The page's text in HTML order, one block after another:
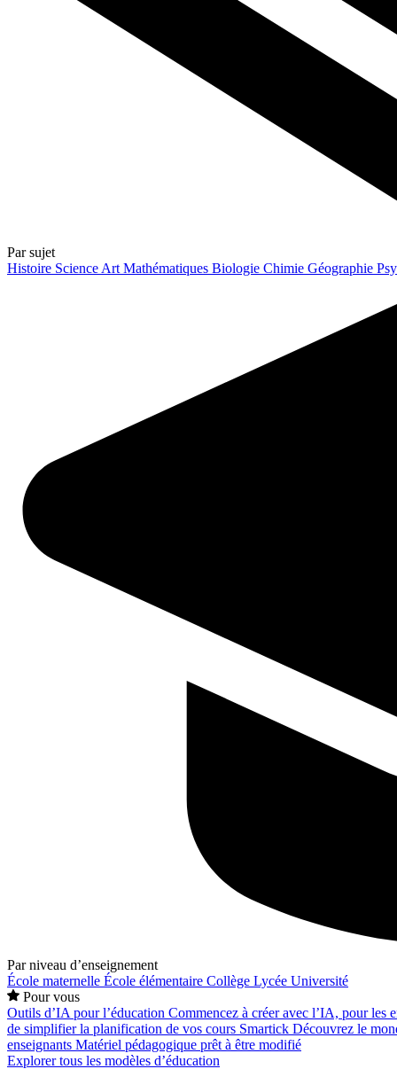
Par sujet
Histoire Science Art Mathématiques Biologie Chimie Géographie
Par niveau d’enseignement
École maternelle École élémentaire Collège Lycée Université
Pour vous
Outils d’IA pour l’éducation Commencez à créer avec l’IA, pour les
de simplifier la planification de vos cours Smartick Découvrez le
enseignants Matériel pédagogique prêt à être modifié
Explorer tous les modèles d’éducation